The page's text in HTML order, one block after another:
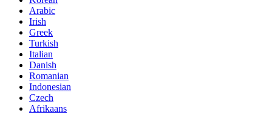
Arabic
Irish
Greek
Turkish
Italian
Danish
Romanian
Indonesian
Czech
Afrikaans